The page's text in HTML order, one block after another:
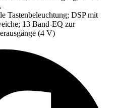
Tastenbeleuchtung; DSP mit
13 Band-EQ zur
(4 V)